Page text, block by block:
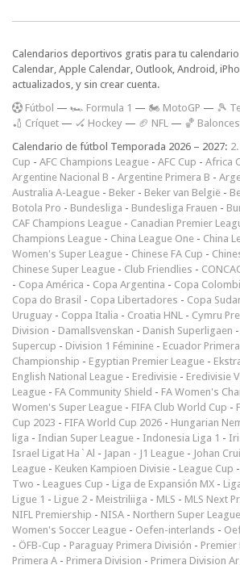
Calendarios deportivos gratis para tu
Calendar, Apple Calendar, Outlook, Android,
actualizados, y sin crear cuenta.
Fútbol — 🏎️ Formula 1 — 🏍 MotoGP — 🎾
🏏 Críquet — 🏑 Hockey — 🏈 NFL — 🏀
Calendario de fútbol Temporada 2026 – 2027:
Cup - AFC Champions League - AFC Cup - Africa
Argentine Nacional B - Argentine Primera B -
Australia A-League - Beker - Beker van België -
Botola Pro - Bundesliga - Bundesliga Frauen -
CAF Champions League - Canadian Premier
Champions League - China League One - China
Women's Super League - Chinese FA Cup -
Chinese Super League - Club Friendlies -
- Copa América - Copa Argentina - Copa
Copa do Brasil - Copa Libertadores - Copa
Uruguay - Coppa Italia - Croatia HNL - Cymru
Division - Damallsvenskan - Danish Superligaen -
Supercup - Division 1 Féminine - Ecuador
Championship - Egyptian Premier League -
English National League - Eredivisie - Eredivisie
League - FA Community Shield - FA Women's
Women's Super League - FIFA Club World Cup -
Cup 2023 - FIFA World Cup 2026 - Hungarian
liga - Indian Super League - Indonesia Liga 1 -
Israel Ligat Ha`Al - Japan - J1 League - Johan
League - Keuken Kampioen Divisie - League Cup -
Two - Leagues Cup - Liga de Expansión MX -
Ligue 1 - Ligue 2 - Meistriliiga - MLS - MLS Next
NIFL Premiership - NISA - Northern Super League
Women's Soccer League - Oefen-interlands -
- ÖFB-Cup - Paraguay Primera División - Premier
Primera A - Primera Division - Primera Division